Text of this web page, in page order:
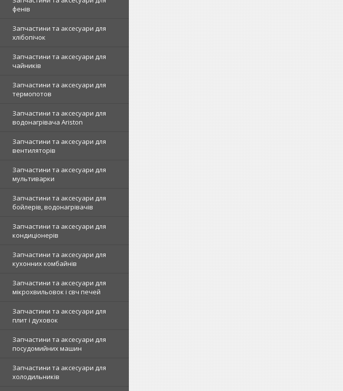
фенів
Запчастини та аксесуари для
хлібопічок
Запчастини та аксесуари для
чайників
Запчастини та аксесуари для
термопотов
Запчастини та аксесуари для
водонагрівача Ariston
Запчастини та аксесуари для
вентиляторів
Запчастини та аксесуари для
мультиварки
Запчастини та аксесуари для
бойлерів, водонагрівачів
Запчастини та аксесуари для
кондиціонерів
Запчастини та аксесуари для
кухонних комбайнів
Запчастини та аксесуари для
мікрохвильовок і свч печей
Запчастини та аксесуари для
плит і духовок
Запчастини та аксесуари для
посудомийних машин
Запчастини та аксесуари для
холодильників